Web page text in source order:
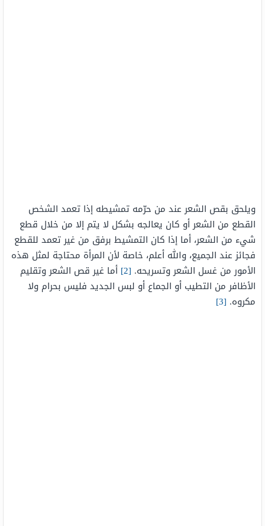
ويلحق بقص الشعر عند من حرّمه تمشيطه إذا تعمد الشخص
القطع من الشعر أو كان يعالجه بشكل لا يتم إلا من خلال قطع
شيء من الشعر، أما إذا كان التمشيط برفق من غير تعمد للقطع
فجائز عند الجميع، والله أعلم، خاصة لأن المرأة محتاجة لمثل هذه
الأمور من غسل الشعر وتسريحه. [2]
أما غير قص الشعر وتقليم
الأظافر من التطيب أو الجماع أو لبس الجديد فليس بحرام ولا
مكروه. [3]